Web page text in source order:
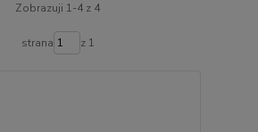
Zobrazuji 1-4 z 4
strana z 1